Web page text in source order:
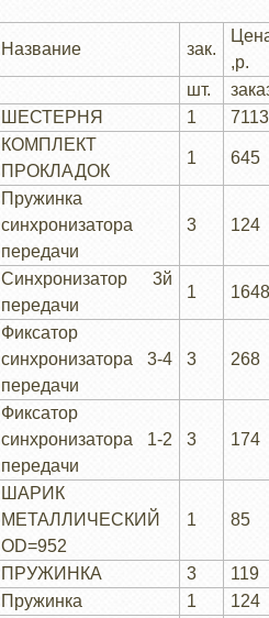
Название зак.
,р.
шт.
ШЕСТЕРНЯ 1 7113
КОМПЛЕКТ
ПРОКЛАДОК
1 645
Пружинка
синхронизатора
передачи
3 124
Синхронизатор 3й
передачи
1 1648
Фиксатор
синхронизатора 3-4
передачи
3 268
Фиксатор
синхронизатора 1-2
передачи
3 174
ШАРИК
МЕТАЛЛИЧЕСКИЙ
OD=952
1 85
ПРУЖИНКА 3
119
Пружинка 1 124